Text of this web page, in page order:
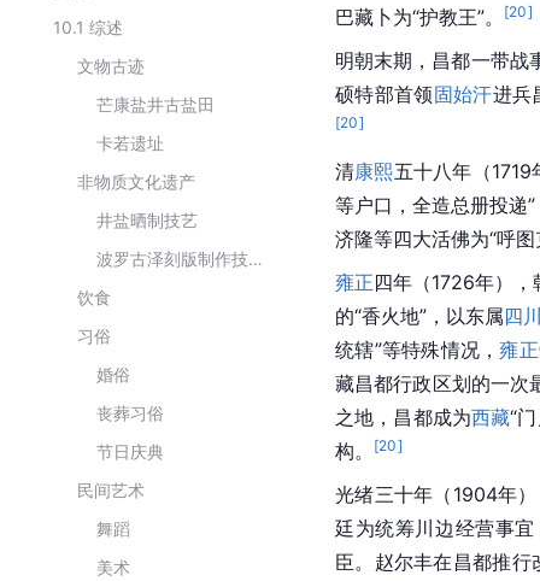
10.1 综述
文物古迹
芒康盐井古盐田
卡若遗址
非物质文化遗产
井盐晒制技艺
波罗古泽刻版制作技艺
饮食
习俗
婚俗
丧葬习俗
节日庆典
民间艺术
舞蹈
美术
巴藏卜为“护教王”。
[20]
明朝末期，昌都一带战
硕特部首领固始汗进兵
[20]
清康熙五十八年（
等户口，全造总册投递
济隆等四大活佛为“呼
雍正四年（1726年）
的“香火地”，以东属四
统辖”等特殊情况，雍
藏昌都行政区划的一次
之地，昌都成为西藏“
构。
[20]
光绪三十年（1904年
廷为统筹川边经营事
臣。赵尔丰在昌都推行